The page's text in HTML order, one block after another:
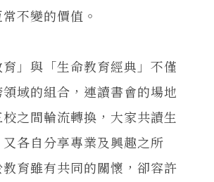
不變的價值。
與「生命教育經典」不僅
域的組合，連讀書會的場地
之間輪流轉換，大家共讀生
各自分享專業及興趣之所
育雖有共同的關懷，卻容許